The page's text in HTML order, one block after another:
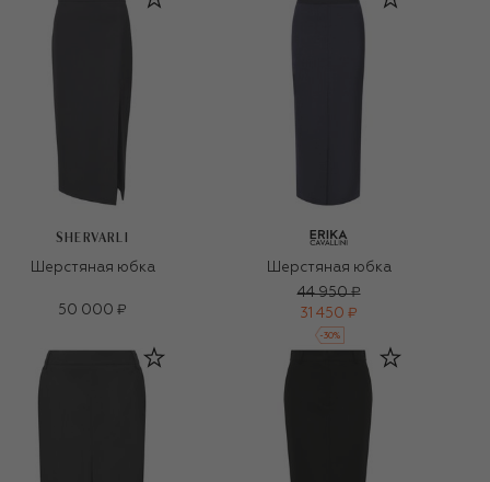
SHERVARLI
Шерстяная юбка
50 000 ₽
Шерстяная юбка
44 950 ₽
31 450 ₽
-30%